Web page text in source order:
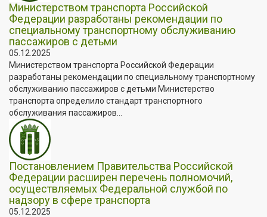
Министерством транспорта Российской
Федерации разработаны рекомендации по
специальному транспортному обслуживанию
пассажиров с детьми
05.12.2025
Министерством транспорта Российской Федерации
разработаны рекомендации по специальному транспортному
обслуживанию пассажиров с детьми Министерство
транспорта определило стандарт транспортного
обслуживания пассажиров...
Постановлением Правительства Российской
Федерации расширен перечень полномочий,
осуществляемых Федеральной службой по
надзору в сфере транспорта
05.12.2025